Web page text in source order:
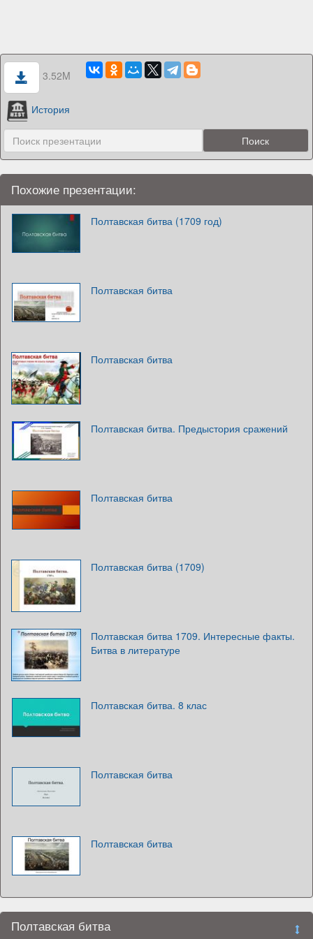
3.52M
История
Похожие презентации:
Полтавская битва (1709 год)
Полтавская битва
Полтавская битва
Полтавская битва. Предыстория сражений
Полтавская битва
Полтавская битва (1709)
Полтавская битва 1709. Интересные факты.
Битва в литературе
Полтавская битва. 8 клас
Полтавская битва
Полтавская битва
Полтавская битва